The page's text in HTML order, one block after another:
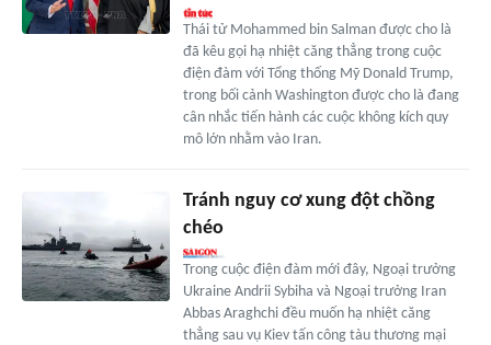
Thái tử Mohammed bin Salman được cho là
đã kêu gọi hạ nhiệt căng thẳng trong cuộc
điện đàm với Tổng thống Mỹ Donald Trump,
trong bối cảnh Washington được cho là đang
cân nhắc tiến hành các cuộc không kích quy
mô lớn nhằm vào Iran.
Tránh nguy cơ xung đột chồng
chéo
Trong cuộc điện đàm mới đây, Ngoại trưởng
Ukraine Andrii Sybiha và Ngoại trưởng Iran
Abbas Araghchi đều muốn hạ nhiệt căng
thẳng sau vụ Kiev tấn công tàu thương mại